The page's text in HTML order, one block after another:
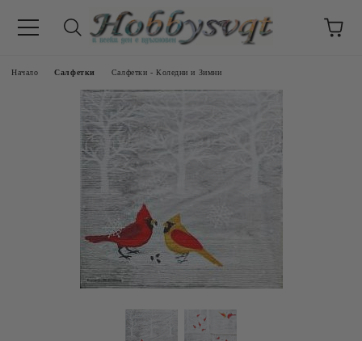
Начало Салфетки Салфетки - Коледни и Зимни